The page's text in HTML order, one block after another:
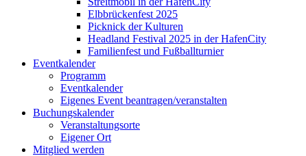
Elbbrückenfest 2025
Picknick der Kulturen
Headland Festival 2025 in der HafenCity
Familienfest und Fußballturnier
Eventkalender
Programm
Eventkalender
Eigenes Event beantragen/veranstalten
Buchungskalender
Veranstaltungsorte
Eigener Ort
Mitglied werden